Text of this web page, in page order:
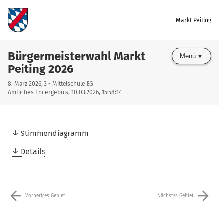
Markt Peiting
Bürgermeisterwahl Markt
Peiting 2026
8. März 2026, 3 - Mittelschule EG
Amtliches Endergebnis, 10.03.2026, 15:58:14
Menü
Stimmendiagramm
Details
arrow_back Vorheriges Gebiet Nächstes Gebiet arrow_forward